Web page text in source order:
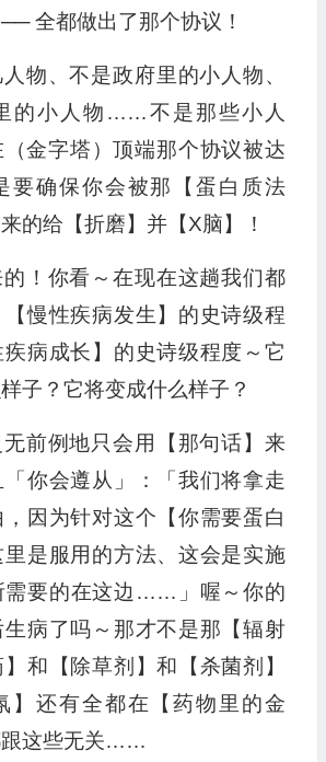
全都做出了那个协议！
物、不是政府里的小人物、
的小人物……不是那些小人
金字塔）顶端那个协议被达
要确保你会被那【蛋白质法
的给【折磨】并【X脑】！
！你看～在现在这趟我们都
慢性疾病发生】的史诗级程
病成长】的史诗级程度～它
子？它将变成什么样子？
前例地只会用【那句话】来
你会遵从」：「我们将拿走
因为针对这个【你需要蛋白
里是服用的方法、这会是实施
需要的在这边……」喔～你的
病了吗～那才不是那【辐射
和【除草剂】和【杀菌剂】
】还有全都在【药物里的金
这些无关……